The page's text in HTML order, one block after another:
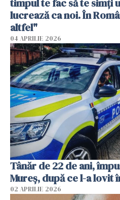
lucrează ca noi. În
altfel"
04 APRILIE 2026
Tânăr de 22 de ani,
Mureș, după ce l-a lovit
02 APRILIE 2026